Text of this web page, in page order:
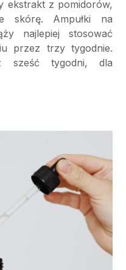
ekstrakt z pomidorów,
skórę. Ampułki na
najlepiej stosować
przez trzy tygodnie.
sześć tygodni, dla